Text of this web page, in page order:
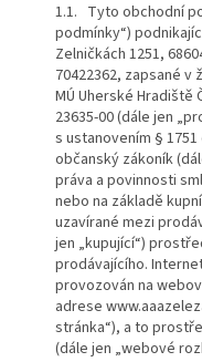
1.1. Tyto obchodní
podmínky“)
Zelničkách 1251,
70422362, zapsané
MÚ Uherské Hradiště
23635-00 (dále jen
s ustanovením §
občanský zákoník
práva a povinnosti
nebo na základě
uzavírané mezi
jen „kupující“)
prodávajícího.
provozován na
adrese
stránka“), a to
(dále jen „webové